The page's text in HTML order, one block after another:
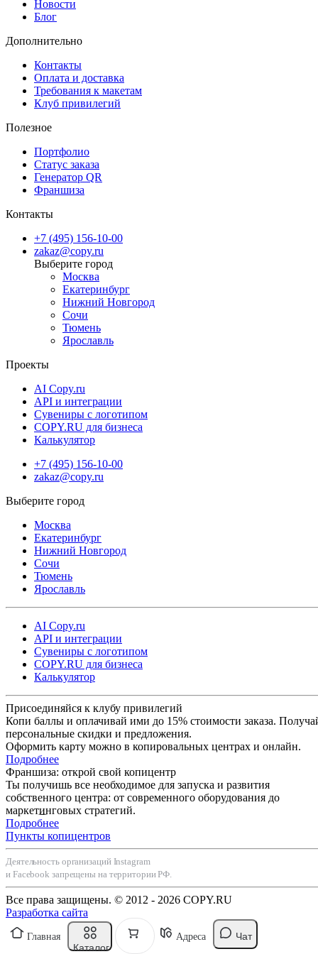
качества, скорости и индивидуального стиля.
Новости
Блог
Дополнительно
Контакты
Оплата и доставка
Требования к макетам
Клуб привилегий
Полезное
Портфолио
Статус заказа
Генератор QR
Франшиза
Контакты
+7 (495) 156-10-00
zakaz@copy.ru
Москва
Екатеринбург
Нижний Новгород
Сочи
Тюмень
Ярославль
Проекты
AI Copy.ru
API и интеграции
Сувениры с логотипом
COPY.RU для бизнеса
Калькулятор
+7 (495) 156-10-00
zakaz@copy.ru
Москва
Екатеринбург
Нижний Новгород
Сочи
Тюмень
Ярославль
AI Copy.ru
API и интеграции
Сувениры с логотипом
COPY.RU для бизнеса
Калькулятор
Присоединяйся к клубу привилегий
Копи баллы и оплачивай ими до 15% стоимости заказа.
персональные скидки и предложения.
Оформить карту можно в копировальных центрах и онлайн.
Подробнее
Франшиза: открой свой копицентр
Ты получишь все необходимое для запуска и развития
собственного центра: от современного оборудования до
маркетинговых стратегий.
Подробнее
Пункты копицентров
Деятельность организаций Instagram
и Facebook запрещены на территории РФ.
Все права защищены. © 2012 - 2026 COPY.RU
Разработка сайта
Главная
Каталог
Адреса Чат